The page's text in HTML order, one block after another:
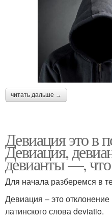
читать дальше →
Девиация это в
Девиация,
девианты —, что
Для начала разберемся в
Девиация – это
латинского слова deviatio.